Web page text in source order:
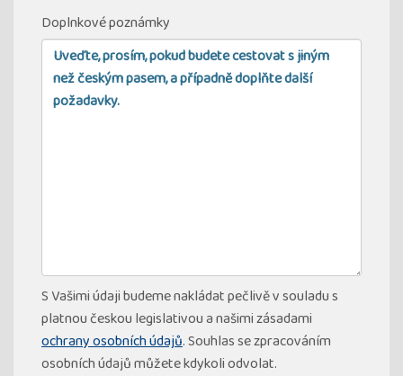
Doplnkové poznámky
S Vašimi údaji budeme nakládat pečlivě v souladu s
platnou českou legislativou a našimi zásadami
ochrany osobních údajů. Souhlas se zpracováním
osobních údajů můžete kdykoli odvolat.